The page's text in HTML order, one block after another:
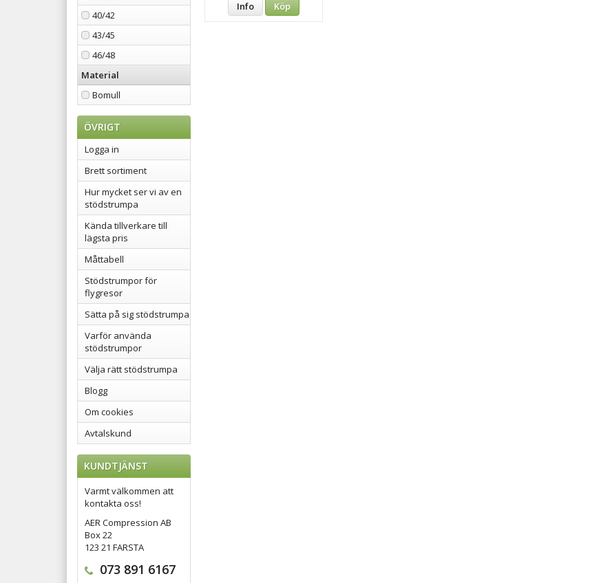
40/42
43/45
46/48
Material
Bomull
ÖVRIGT
Logga in
Brett sortiment
Hur mycket ser vi av en
stödstrumpa
Kända tillverkare till
lägsta pris
Måttabell
Stödstrumpor för
flygresor
Sätta på sig stödstrumpa
Varför använda
stödstrumpor
Välja rätt stödstrumpa
Blogg
Om cookies
Avtalskund
KUNDTJÄNST
Varmt välkommen att
kontakta oss!
AER Compression AB
Box 22
123 21 FARSTA
073 891 6167
Info Köp